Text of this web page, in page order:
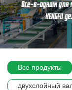
О нас
Продукты
Сцена компании
Все продукты
двухслойный